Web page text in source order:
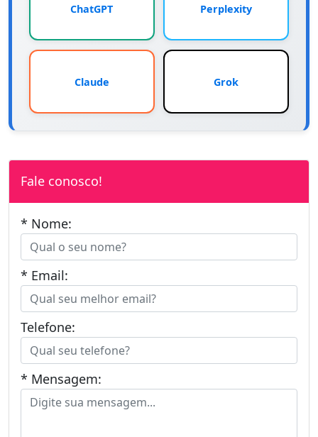
ChatGPT Perplexity
Claude Grok
Fale conosco!
* Nome:
* Email:
Telefone:
* Mensagem: